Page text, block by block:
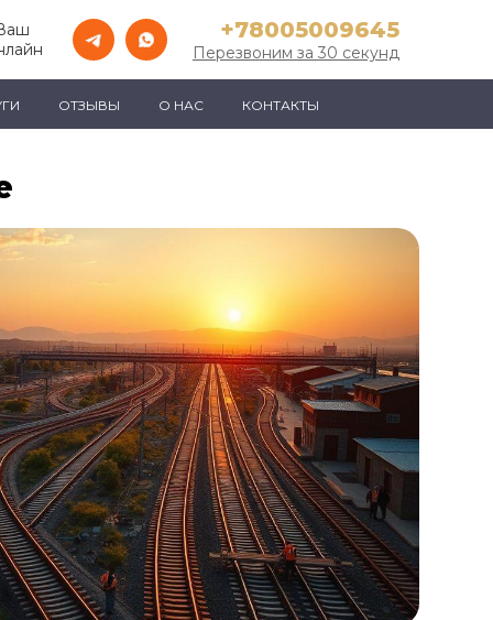
+78005009645
Перезвоним за 30 секунд
ОТЗЫВЫ О НАС КОНТАКТЫ